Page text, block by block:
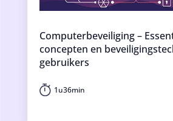
Computerbeveiliging –
concepten en
gebruikers
1u36min